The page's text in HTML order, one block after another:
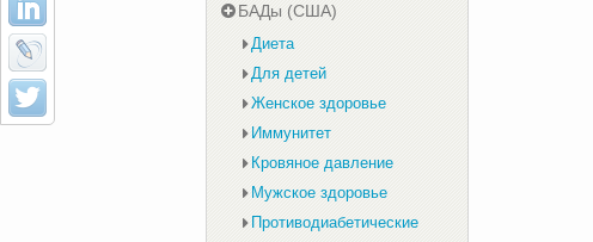
БАДы (США)
Диета
Для детей
Женское здоровье
Иммунитет
Кровяное давление
Мужское здоровье
Противодиабетические